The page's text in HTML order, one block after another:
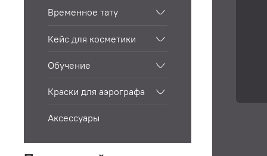
Временное тату
Кейс для косметики
Обучение
Краски для аэрографа
Аксессуары